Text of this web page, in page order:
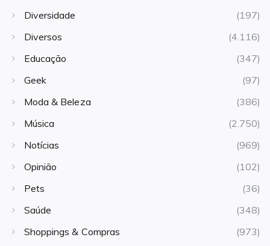
Diversidade
(197)
Diversos
(4.116)
Educação
(347)
Geek
(97)
Moda & Beleza
(386)
Música
(2.750)
Notícias
(969)
Opinião
(102)
Pets
(36)
Saúde
(348)
Shoppings & Compras
(973)